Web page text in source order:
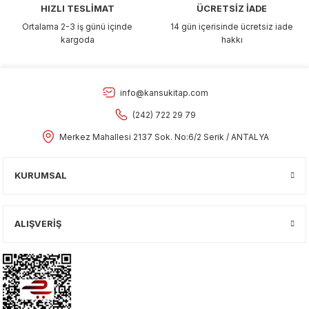
HIZLI TESLİMAT
Ortalama 2-3 iş günü içinde
kargoda
ÜCRETSİZ İADE
14 gün içerisinde ücretsiz iade
hakkı
info@kansukitap.com
(242) 722 29 79
Merkez Mahallesi 2137 Sok. No:6/2 Serik / ANTALYA
KURUMSAL
ALIŞVERİŞ